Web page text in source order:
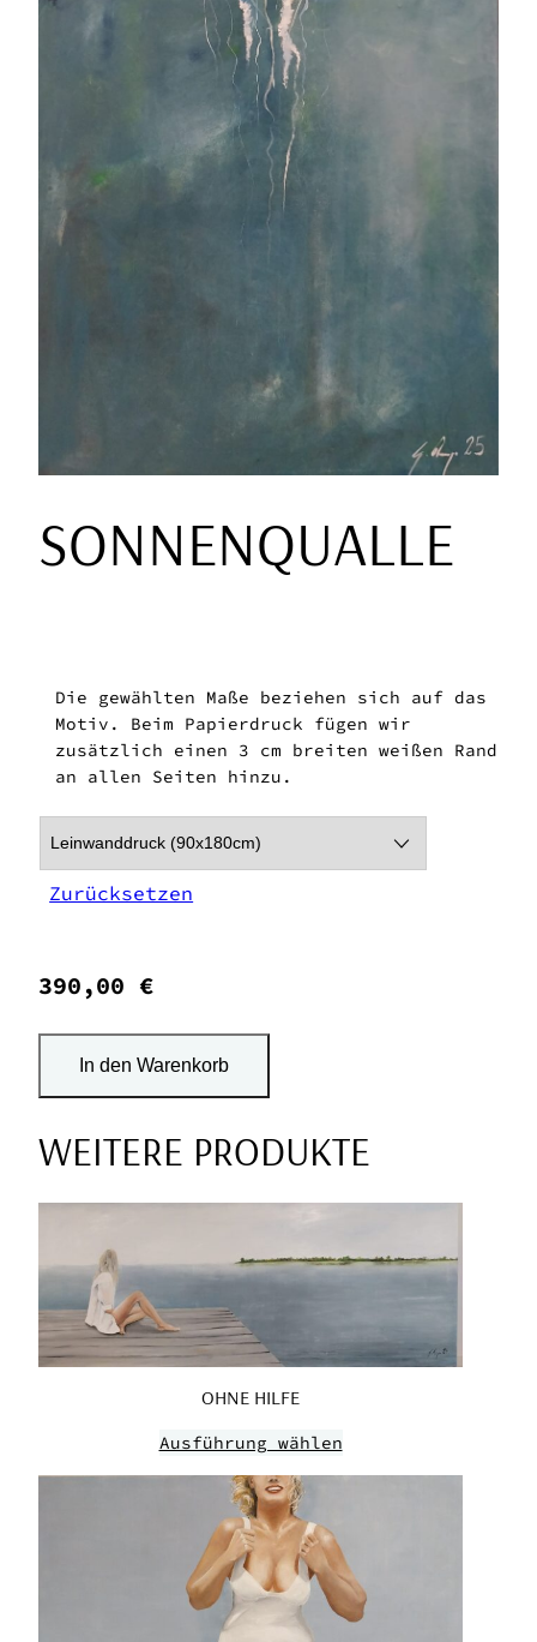
SONNENQUALLE
Die gewählten Maße beziehen sich auf das
Motiv. Beim Papierdruck fügen wir
zusätzlich einen 3 cm breiten weißen Rand
an allen Seiten hinzu.
Zurücksetzen
390,00 €
In den Warenkorb
WEITERE PRODUKTE
OHNE HILFE
Ausführung wählen